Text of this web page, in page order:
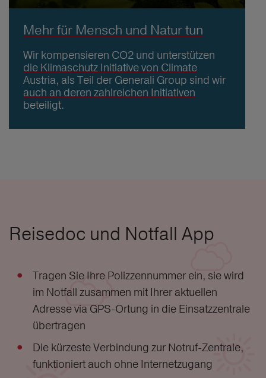
Mehr für Mensch und Natur tun
Wir kompensieren CO2 und unterstützen
die Klimaschutz Initiative von Climate
Austria, als Teil der Generali Group sind wir
auch an deren zahlreichen Initiativen
beteiligt.
Reisedoc und Notfall App
Tragen Sie Ihre Polizzennummer ein, sie wird
im Notfall zusammen mit Ihrer aktuellen
Adresse via GPS-Ortung in die Einsatzzentrale
übertragen
Die kürzeste Verbindung zur Notruf-Zentrale,
funktioniert auch ohne Internetzugang